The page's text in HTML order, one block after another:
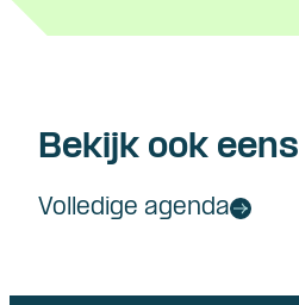
Bekijk ook eens
Volledige agenda